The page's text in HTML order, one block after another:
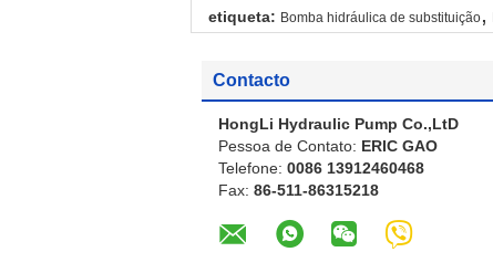
etiqueta: Bomba hidráulica de substituição,
Contacto
HongLi Hydraulic Pump Co.,LtD
Pessoa de Contato: ERIC GAO
Telefone: 0086 13912460468
Fax: 86-511-86315218